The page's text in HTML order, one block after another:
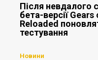
Після невдалого
бета-версії Gears
Reloaded
тестування
Новини